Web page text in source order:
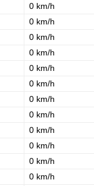
0 km/h
0 km/h
0 km/h
0 km/h
0 km/h
0 km/h
0 km/h
0 km/h
0 km/h
0 km/h
0 km/h
0 km/h